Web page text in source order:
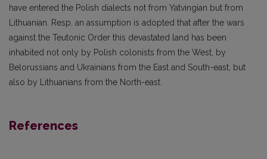
have entered the Polish dialects not from Yatvingian but from
Lithua­nian. Resp. an assumption is adopted that after the wars
against the Teutonic Order this devasta­ted land has been
inhabited not only by Polish colonists from the West, by
Belorussians and Ukrai­nians from the East and South-east, but
also by Lithuanians from the North-east.
References